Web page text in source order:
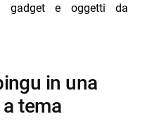
gadget e oggetti da
tema